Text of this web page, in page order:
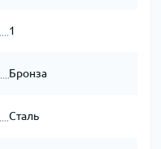
1
Бронза
Сталь